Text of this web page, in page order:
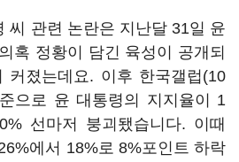
씨 관련 논란은 지난달 31일 윤
혹 정황이 담긴 육성이 공개되
커졌는데요. 이후 한국갤럽(10
으로 윤 대통령의 지지율이 1
선마저 붕괴됐습니다. 이때
에서 18%로 8%포인트 하락